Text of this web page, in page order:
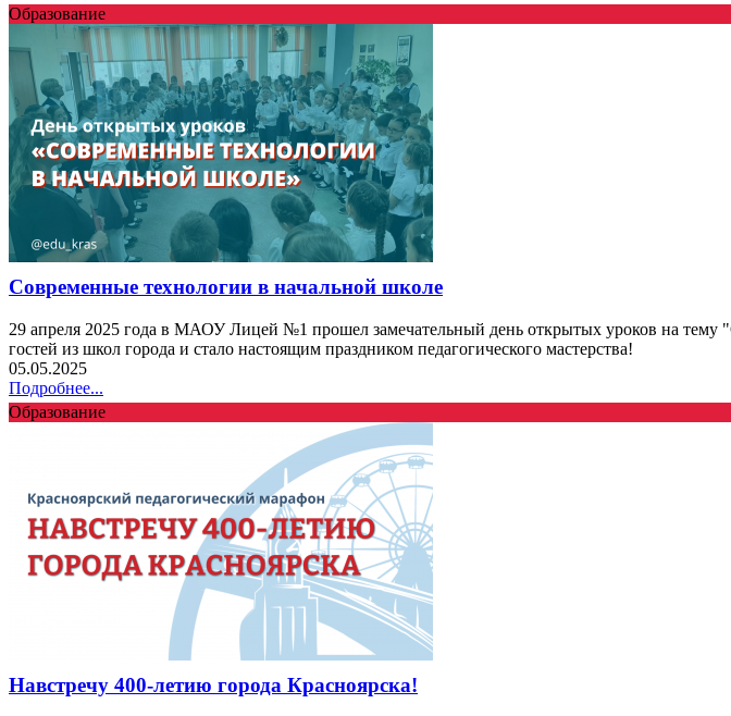
Образование
Современные технологии в начальной школе
29 апреля 2025 года в МАОУ Лицей №1 прошел замечательный день открытых уроков на тему
гостей из школ города и стало настоящим праздником педагогического мастерства!
05.05.2025
Подробнее...
Образование
Навстречу 400-летию города Красноярска!